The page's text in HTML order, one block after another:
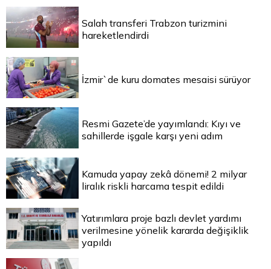
Salah transferi Trabzon turizmini
hareketlendirdi
İzmir`de kuru domates mesaisi sürüyor
Resmi Gazete’de yayımlandı: Kıyı ve
sahillerde işgale karşı yeni adım
Kamuda yapay zekâ dönemi! 2 milyar
liralık riskli harcama tespit edildi
Yatırımlara proje bazlı devlet yardımı
verilmesine yönelik kararda değişiklik
yapıldı